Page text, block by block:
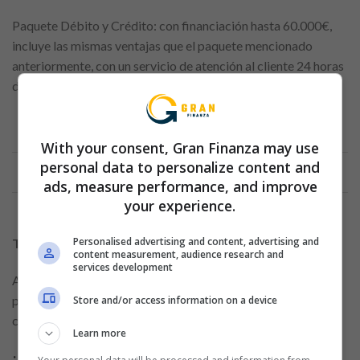
Paquete Débito y Crédito: con financiación hasta 60.000€,
incluye las mismas ventajas que el paquete mencionado
anteriormente, con un servicio de atención al cliente 24 horas
disponible para cualquier emergencia o ayuda que necesites.
Anuncio
Tarjetas Prepago OpenBank
Además de estas, una gran opción, sobre todo para los más
pequeños de la casa, son las tarjetas prepago de Openbank,
con las que puedes financiar compras físicas y online.
With your consent, Gran Finanza may use
personal data to personalize content and
ads, measure performance, and improve
your experience.
Personalised advertising and content, advertising and
content measurement, audience research and
services development
Store and/or access information on a device
Learn more